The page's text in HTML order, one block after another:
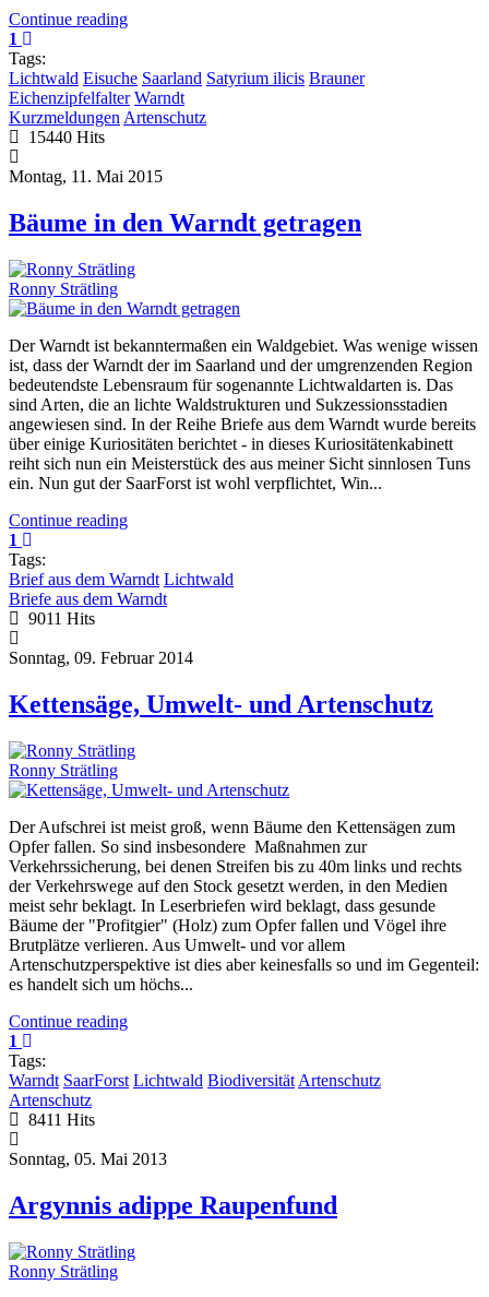
Continue reading
1
Tags:
Lichtwald Eisuche Saarland Satyrium ilicis Brauner
Eichenzipfelfalter Warndt
Kurzmeldungen Artenschutz
15440 Hits
Montag, 11. Mai 2015
Bäume in den Warndt getragen
Ronny Strätling
Der Warndt ist bekanntermaßen ein Waldgebiet. Was wenige wissen
ist, dass der Warndt der im Saarland und der umgrenzenden Region
bedeutendste Lebensraum für sogenannte Lichtwaldarten is. Das
sind Arten, die an lichte Waldstrukturen und Sukzessionsstadien
angewiesen sind. In der Reihe Briefe aus dem Warndt wurde bereits
über einige Kuriositäten berichtet - in dieses Kuriositätenkabinett
reiht sich nun ein Meisterstück des aus meiner Sicht sinnlosen Tuns
ein. Nun gut der SaarForst ist wohl verpflichtet, Win...
Continue reading
1
Tags:
Brief aus dem Warndt Lichtwald
Briefe aus dem Warndt
9011 Hits
Sonntag, 09. Februar 2014
Kettensäge, Umwelt- und Artenschutz
Ronny Strätling
Der Aufschrei ist meist groß, wenn Bäume den Kettensägen zum
Opfer fallen. So sind insbesondere Maßnahmen zur
Verkehrssicherung, bei denen Streifen bis zu 40m links und rechts
der Verkehrswege auf den Stock gesetzt werden, in den Medien
meist sehr beklagt. In Leserbriefen wird beklagt, dass gesunde
Bäume der "Profitgier" (Holz) zum Opfer fallen und Vögel ihre
Brutplätze verlieren. Aus Umwelt- und vor allem
Artenschutzperspektive ist dies aber keinesfalls so und im Gegenteil:
es handelt sich um höchs...
Continue reading
1
Tags:
Warndt SaarForst Lichtwald Biodiversität Artenschutz
Artenschutz
8411 Hits
Sonntag, 05. Mai 2013
Argynnis adippe Raupenfund
Ronny Strätling